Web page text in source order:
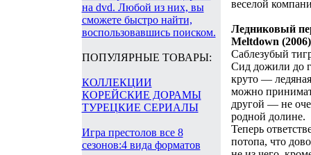
на dvd. Любой из них, вы
сможете быстро найти,
воспользовавшись поиском.
ПОПУЛЯРНЫЕ ТОВАРЫ:
КОЛЛЕКЦИИ
КОРЕЙСКИЕ ДОРАМЫ
ТУРЕЦКИЕ СЕРИАЛЫ
Игра престолов все 8
сезонов:4 вида форматов
веселой
Ледниковый
Meltdown (2006)
Саблезубый
Сид дожили до
круто —
можно
другой — не
родной долине.
Теперь
потопа, что